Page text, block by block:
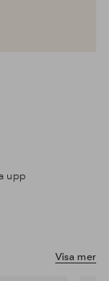
upp
Visa mer